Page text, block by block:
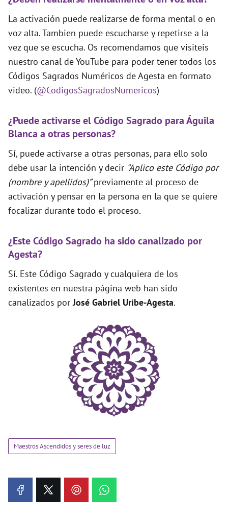
La activación puede realizarse de forma mental o en
voz alta. Tambien puede escucharse y repetirse a la
vez que se escucha. Os recomendamos que visiteis
nuestro canal de YouTube para poder tener todos los
Códigos Sagrados Numéricos de Agesta en formato
video. (@CodigosSagradosNumericos)
¿Puede activarse el Código Sagrado para Águila
Blanca a otras personas?
Sí, puede activarse a otras personas, para ello solo
debe usar la intención y decir “Aplico este Código por
(nombre y apellidos)”previamente al proceso de
activación y pensar en la persona en la que se quiere
focalizar durante todo el proceso.
¿Este Código Sagrado ha sido canalizado por
Agesta?
Sí. Este Código Sagrado y cualquiera de los
existentes en nuestra página web han sido
canalizados porJosé Gabriel Uribe-Agesta.
Maestros Ascendidos y seres de luz